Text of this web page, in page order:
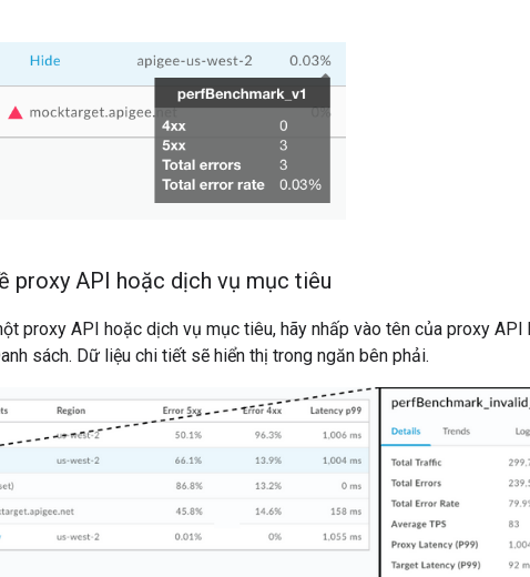
proxy API hoặc dịch vụ mục tiêu
proxy API hoặc dịch vụ mục tiêu, hãy nhấp vào tên của proxy
sách. Dữ liệu chi tiết sẽ hiển thị trong ngăn bên phải.